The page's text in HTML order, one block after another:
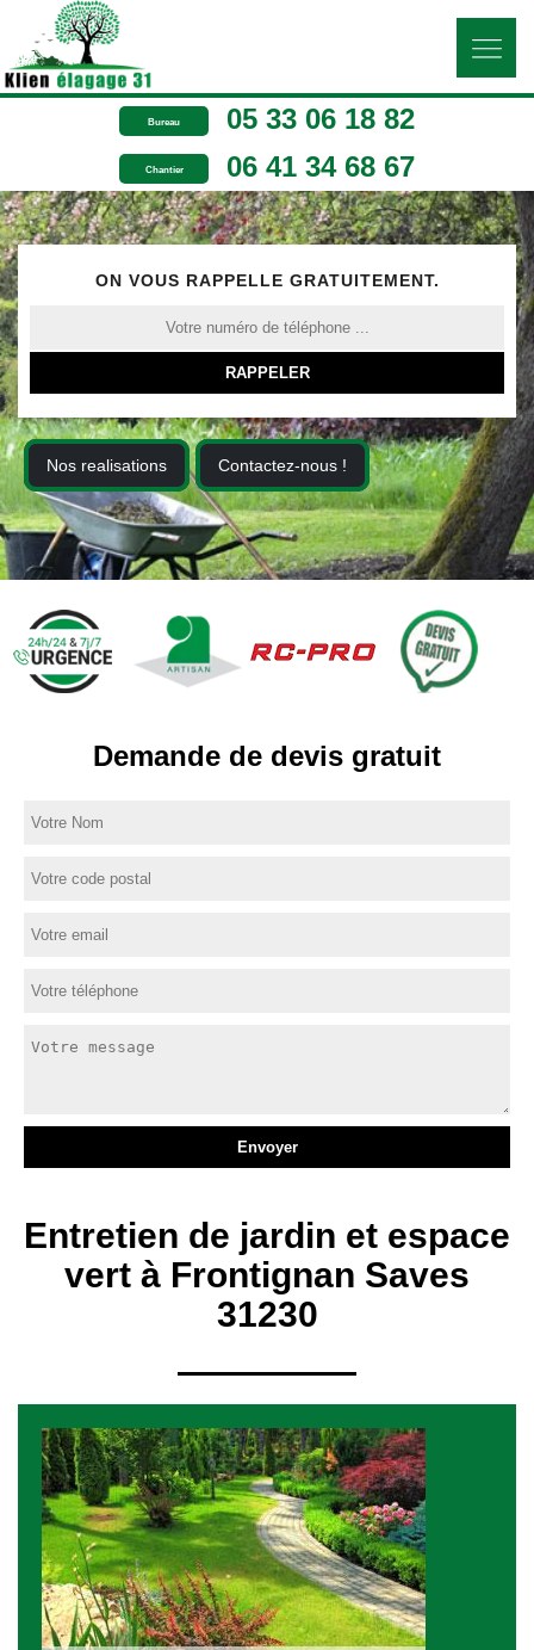
Bureau 05 33 06 18 82
Chantier 06 41 34 68 67
ON VOUS RAPPELLE GRATUITEMENT.
Nos realisations Contactez-nous !
Demande de devis gratuit
Entretien de jardin et espace
vert à Frontignan Saves
31230